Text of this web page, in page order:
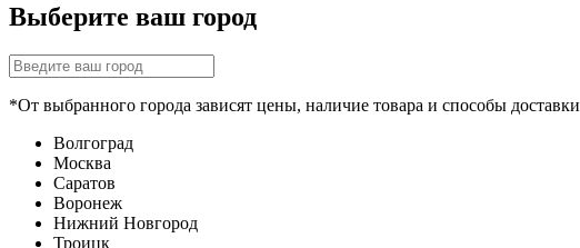
Выберите ваш город
*От выбранного города зависят цены, наличие товара и способы доставки
Волгоград
Москва
Саратов
Воронеж
Нижний Новгород
Троицк